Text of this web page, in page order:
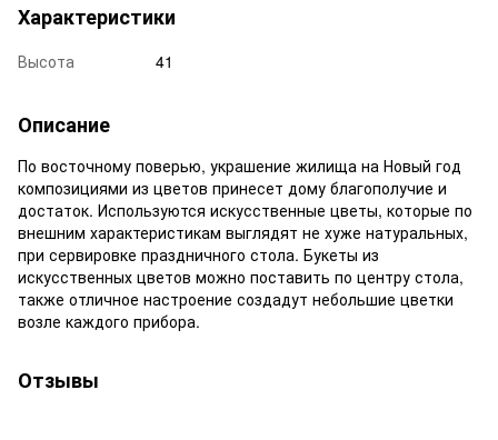
Характеристики
Высота 41
Описание
По восточному поверью, украшение жилища на Новый год
композициями из цветов принесет дому благополучие и
достаток. Используются искусственные цветы, которые по
внешним характеристикам выглядят не хуже натуральных,
при сервировке праздничного стола. Букеты из
искусственных цветов можно поставить по центру стола,
также отличное настроение создадут небольшие цветки
возле каждого прибора.
Отзывы